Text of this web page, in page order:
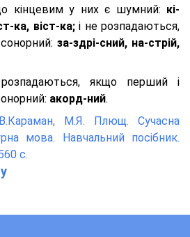
кінцевим у них є шумний: кі-
ка, віст-ка;і не розпадаються,
за-здрі-сний, на-стрій,
розпадаються, якщо перший і
акорд-ний.
М.Я. Плющ. Сучасна
мова. Навчальний посібник.
с.